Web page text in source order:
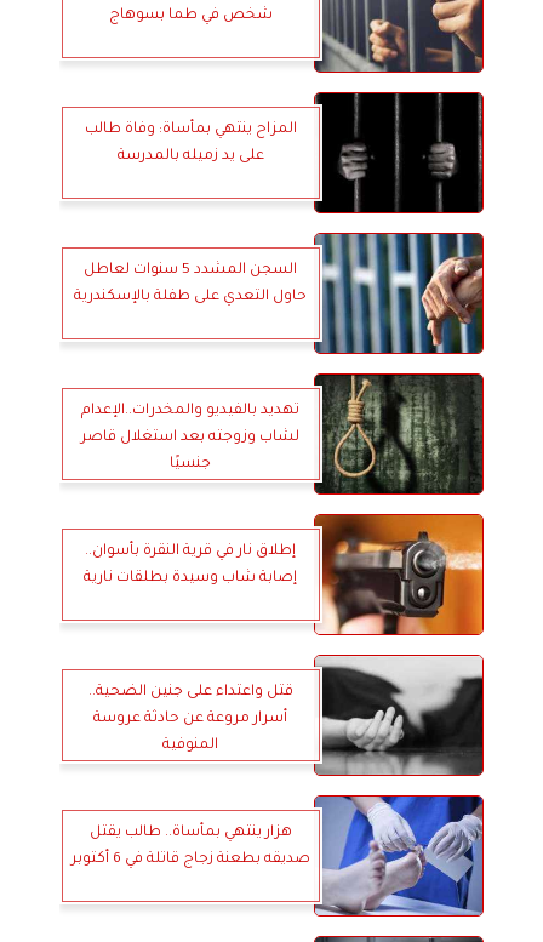
شخص في طما بسوهاج
المزاح ينتهي بمأساة: وفاة طالب
على يد زميله بالمدرسة
السجن المشدد 5 سنوات لعاطل
حاول التعدي على طفلة بالإسكندرية
تهديد بالفيديو والمخدرات..الإعدام
لشاب وزوجته بعد استغلال قاصر
جنسيًا
إطلاق نار في قرية النقرة بأسوان..
إصابة شاب وسيدة بطلقات نارية
قتل واعتداء على جنين الضحية..
أسرار مروعة عن حادثة عروسة
المنوفية
هزار ينتهي بمأساة.. طالب يقتل
صديقه بطعنة زجاج قاتلة في 6 أكتوبر